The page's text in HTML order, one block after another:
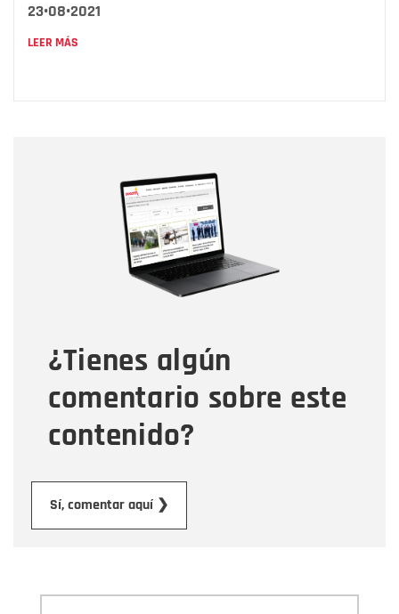
23•08•2021
LEER MÁS
¿Tienes algún
comentario sobre este
contenido?
Sí, comentar aquí ❯
Correo electrónico
Tipo de comentario
Mensaje